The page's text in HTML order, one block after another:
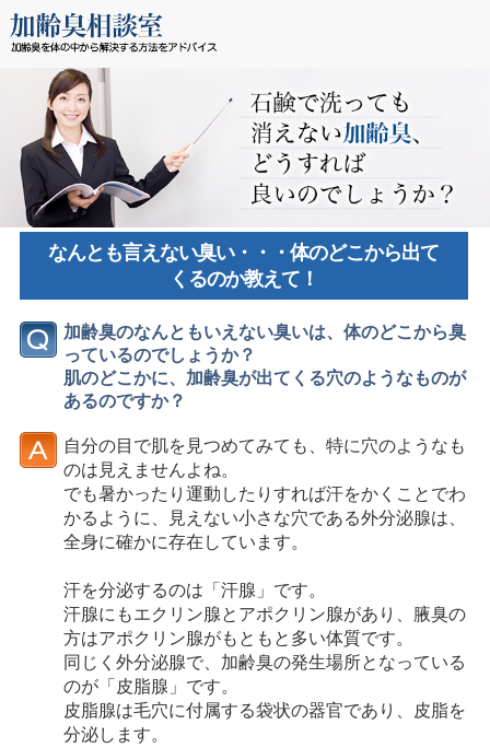
なんとも言えない臭い・・・体のどこから出て
くるのか教えて！
加齢臭のなんともいえない臭いは、体のどこから臭
っているのでしょうか？
肌のどこかに、加齢臭が出てくる穴のようなものが
あるのですか？
自分の目で肌を見つめてみても、特に穴のようなも
のは見えませんよね。
でも暑かったり運動したりすれば汗をかくことでわ
かるように、見えない小さな穴である外分泌腺は、
全身に確かに存在しています。
汗を分泌するのは「汗腺」です。
汗腺にもエクリン腺とアポクリン腺があり、腋臭の
方はアポクリン腺がもともと多い体質です。
同じく外分泌腺で、加齢臭の発生場所となっている
のが「皮脂腺」です。
皮脂腺は毛穴に付属する袋状の器官であり、皮脂を
分泌します。